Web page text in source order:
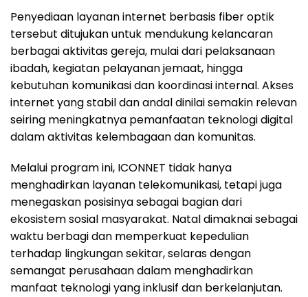
Penyediaan layanan internet berbasis fiber optik
tersebut ditujukan untuk mendukung kelancaran
berbagai aktivitas gereja, mulai dari pelaksanaan
ibadah, kegiatan pelayanan jemaat, hingga
kebutuhan komunikasi dan koordinasi internal. Akses
internet yang stabil dan andal dinilai semakin relevan
seiring meningkatnya pemanfaatan teknologi digital
dalam aktivitas kelembagaan dan komunitas.
Melalui program ini, ICONNET tidak hanya
menghadirkan layanan telekomunikasi, tetapi juga
menegaskan posisinya sebagai bagian dari
ekosistem sosial masyarakat. Natal dimaknai sebagai
waktu berbagi dan memperkuat kepedulian
terhadap lingkungan sekitar, selaras dengan
semangat perusahaan dalam menghadirkan
manfaat teknologi yang inklusif dan berkelanjutan.